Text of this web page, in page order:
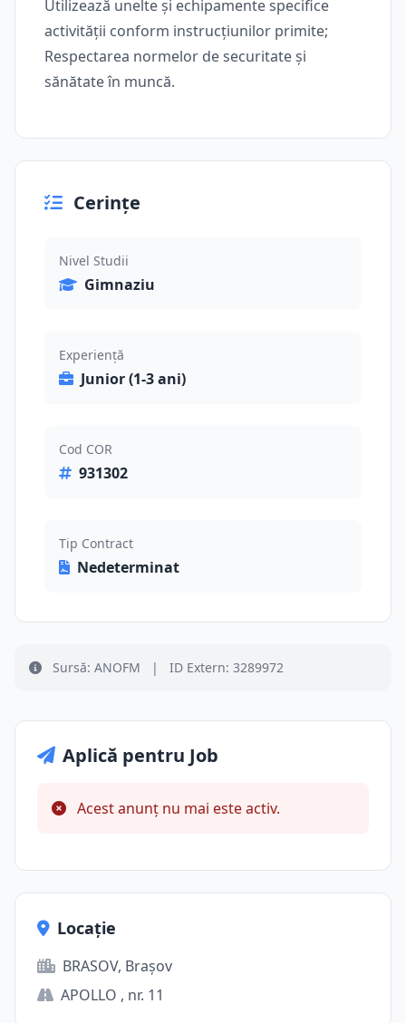
Utilizează unelte și echipamente specifice
activității conform instrucțiunilor primite;
Respectarea normelor de securitate și
sănătate în muncă.
Cerințe
Nivel Studii
Gimnaziu
Experiență
Junior (1-3 ani)
Cod COR
931302
Tip Contract
Nedeterminat
Sursă: ANOFM | ID Extern: 3289972
Aplică pentru Job
Acest anunț nu mai este activ.
Locație
BRASOV, Brașov
APOLLO , nr. 11